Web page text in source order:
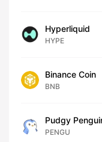
Hyperliquid
HYPE
Binance Coin
BNB
Pudgy
PENGU